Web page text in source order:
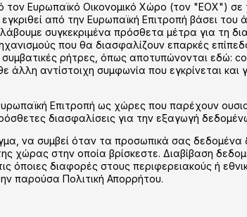
Ευρωπαϊκό Οικονομικό Χώρο (τον "ΕΟΧ")
από την Ευρωπαϊκή Επιτροπή βάσει του
συγκεκριμένα πρόσθετα μέτρα για τη
που θα διασφαλίζουν επαρκές
συμβατικές ρήτρες, όπως αποτυπώνονται εδώ:
αντίστοιχη συμφωνία που εγκρίνεται
Επιτροπή ως χώρες που παρέχουν
διασφαλίσεις για την εξαγωγή
να συμβεί όταν τα προσωπικά σας
χώρας στην οποία βρίσκεστε. Διαβίβαση
όποιες διαφορές στους περιφερειακούς ή
παρούσα Πολιτική Απορρήτου.